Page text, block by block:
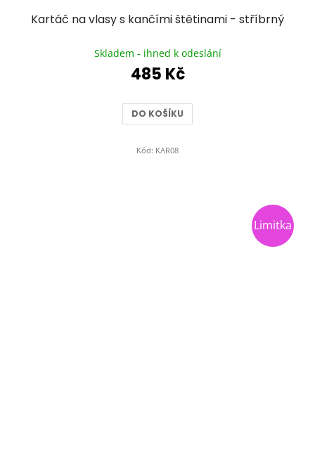
Kartáč na vlasy s kančími štětinami - stříbrný
hodnocení
produktu
je
z
5
Skladem - ihned k odeslání
485 Kč
DO KOŠÍKU
Kód: KAR08
Limitka